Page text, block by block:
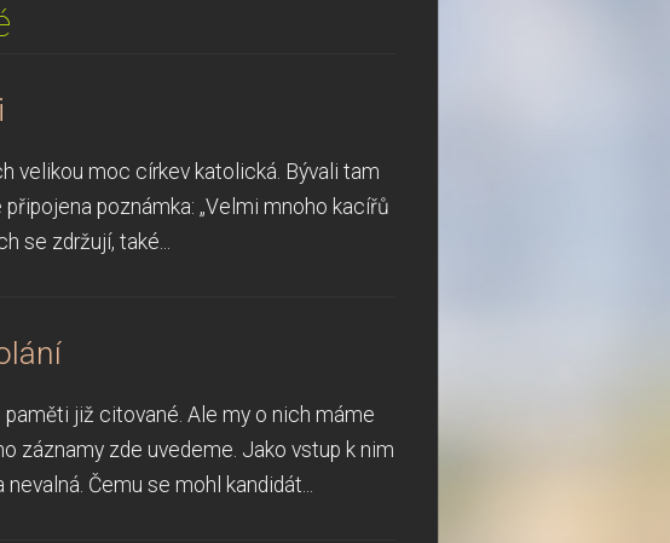
velikou moc církev katolická. Bývali tam
poznámka: „Velmi mnoho kacířů
se zdržují, také...
již citované. Ale my o nich máme
záznamy zde uvedeme. Jako vstup k nim
Čemu se mohl kandidát...